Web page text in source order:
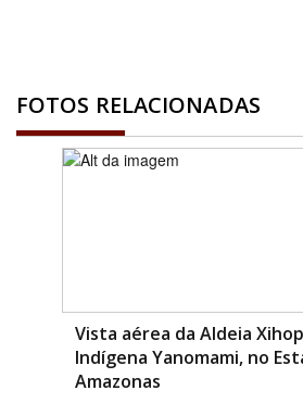
FOTOS RELACIONADAS
Vista aérea da Aldeia
Indígena Yanomami, no
Amazonas